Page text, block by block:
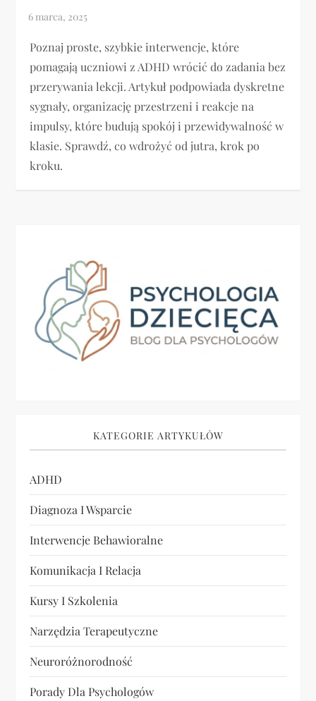
Poznaj proste, szybkie interwencje, które
pomagają uczniowi z ADHD wrócić do zadania bez
przerywania lekcji. Artykuł podpowiada dyskretne
sygnały, organizację przestrzeni i reakcje na
impulsy, które budują spokój i przewidywalność w
klasie. Sprawdź, co wdrożyć od jutra, krok po
kroku.
KATEGORIE ARTYKUŁÓW
ADHD
Diagnoza I Wsparcie
Interwencje Behawioralne
Komunikacja I Relacja
Kursy I Szkolenia
Narzędzia Terapeutyczne
Neuroróżnorodność
Porady Dla Psychologów